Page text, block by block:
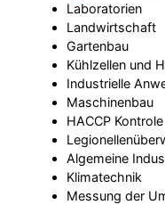
Laboratorien
Landwirtschaft
Gartenbau
Kühlzellen und
Industrielle
Maschinenbau
HACCP Kontrole
Algemeine
Klimatechnik
Messung der